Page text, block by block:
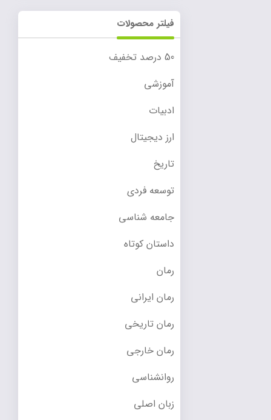
فیلتر محصولات
50 درصد تخفیف
آموزشی
ادبیات
ارز دیجیتال
تاریخ
توسعه فردی
جامعه شناسی
داستان کوتاه
رمان
رمان ایرانی
رمان تاریخی
رمان خارجی
روانشناسی
زبان اصلی